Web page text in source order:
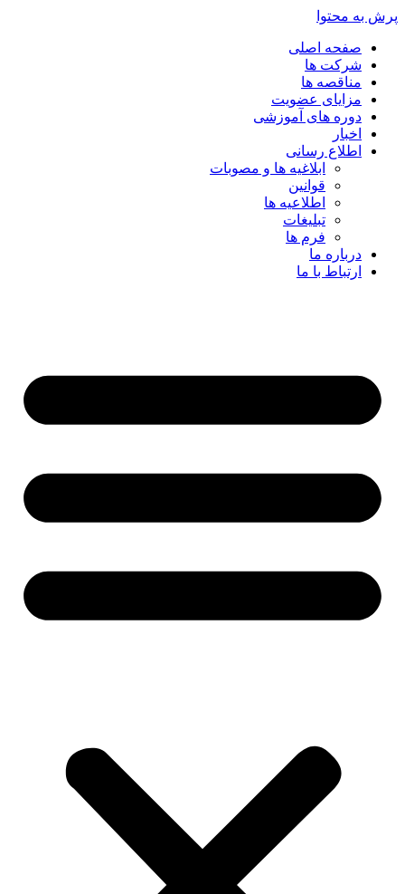
پرش به محتوا
صفحه اصلی
شرکت ها
مناقصه ها
مزایای عضویت
دوره های آموزشی
اخبار
اطلاع رسانی
ابلاغیه ها و مصوبات
قوانین
اطلاعیه ها
تبلیغات
فرم ها
درباره ما
ارتباط با ما